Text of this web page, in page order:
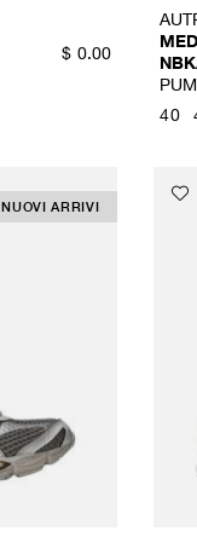
$ 0.00
40
NUOVI ARRIVI